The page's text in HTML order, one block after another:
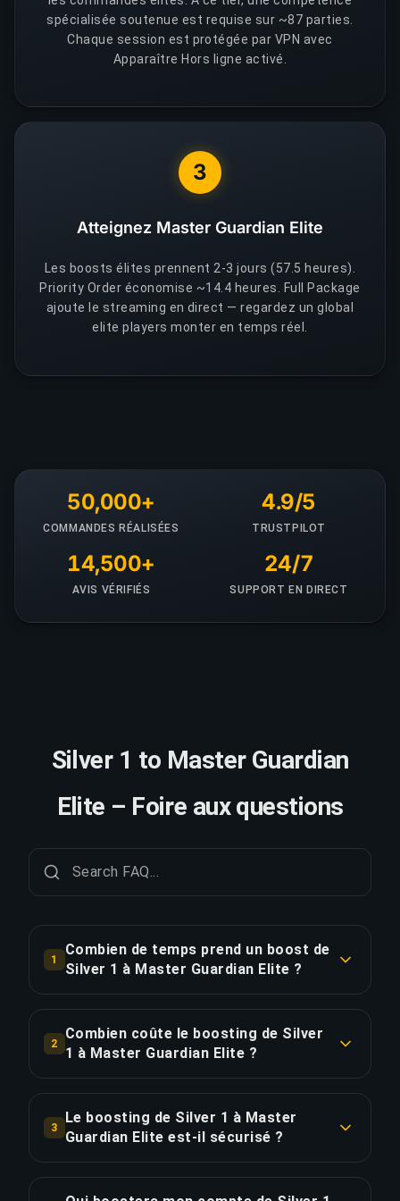
spécialisée soutenue est requise sur ~87 parties.
Chaque session est protégée par VPN avec
Apparaître Hors ligne activé.
3
Atteignez Master Guardian Elite
Les boosts élites prennent 2-3 jours (57.5 heures).
Priority Order économise ~14.4 heures. Full Package
ajoute le streaming en direct — regardez un global
elite players monter en temps réel.
50,000+
COMMANDES RÉALISÉES
4.9/5
TRUSTPILOT
14,500+
AVIS VÉRIFIÉS
24/7
SUPPORT EN DIRECT
Silver 1 to Master Guardian
Elite – Foire aux questions
1
Combien de temps prend un boost de
Silver 1 à Master Guardian Elite ?
prend généralement 2-3 jours. Avec Priority
Order, la livraison est environ 25% plus rapide.
2
Combien coûte le boosting de Silver
1 à Master Guardian Elite ?
commence à €64.15 pour l'option standard.
Priority Order est à €76.98, et le Pack Complet
3
Le boosting de Silver 1 à Master
Guardian Elite est-il sécurisé ?
VPN correspondant à votre région et jouent avec